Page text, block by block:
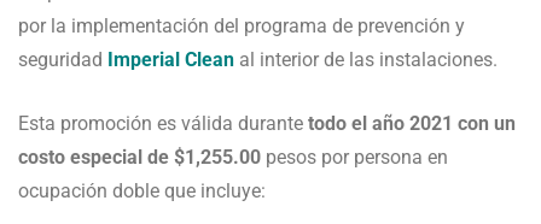
por la implementación del programa de prevención y
seguridad Imperial Clean al interior de las instalaciones.
Esta promoción es válida durante todo el año 2021 con un
costo especial de $1,255.00 pesos por persona en
ocupación doble que incluye: